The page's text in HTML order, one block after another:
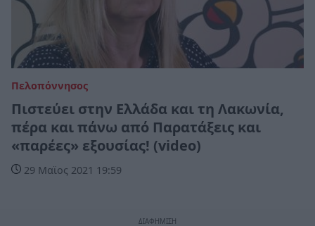
Πελοπόννησος
Πιστεύει στην Ελλάδα και τη Λακωνία,
πέρα και πάνω από Παρατάξεις και
«παρέες» εξουσίας! (video)
29 Μαϊος 2021 19:59